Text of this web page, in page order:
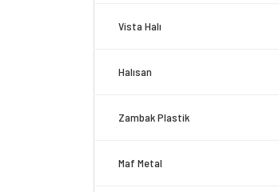
Vista Halı
Halısan
Zambak Plastik
Maf Metal